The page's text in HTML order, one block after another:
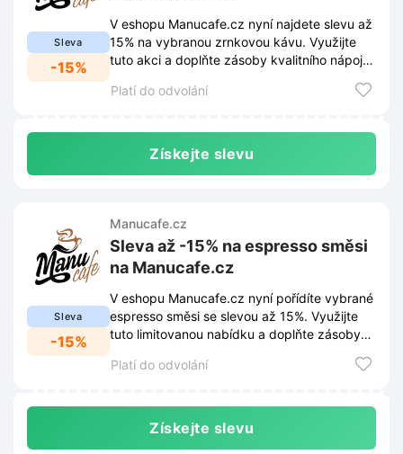
Sleva
-15%
V eshopu Manucafe.cz nyní najdete slevu až
15% na vybranou zrnkovou kávu. Využijte
tuto akci a doplňte zásoby kvalitního nápoje
Platí do odvolání
Získejte slevu
Sleva
-15%
Manucafe.cz
Sleva až -15% na espresso směsi
na Manucafe.cz
V eshopu Manucafe.cz nyní pořídíte vybrané
espresso směsi se slevou až 15%. Využijte
tuto limitovanou nabídku a doplňte zásoby
Platí do odvolání
Získejte slevu